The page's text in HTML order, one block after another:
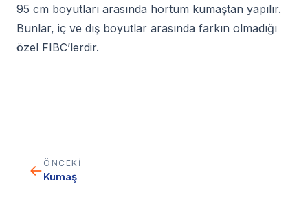
95 cm boyutları arasında hortum kumaştan yapılır.
Bunlar, iç ve dış boyutlar arasında farkın olmadığı
özel FIBC’lerdir.
← ÖNCEKI
Kumaş